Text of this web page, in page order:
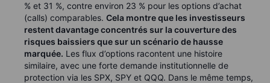
% et 31 %, contre environ 23 % pour les options d’achat
(calls) comparables. Cela montre que les investisseurs
restent davantage concentrés sur la couverture des
risques baissiers que sur un scénario de hausse
marquée. Les flux d’options racontent une histoire
similaire, avec une forte demande institutionnelle de
protection via les SPX, SPY et QQQ. Dans le même temps,